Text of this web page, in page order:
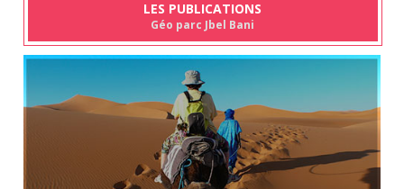
LES PUBLICATIONS
Géo parc Jbel Bani